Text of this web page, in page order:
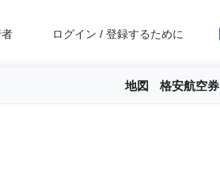
ログイン / 登録するために
地図 格安航空券